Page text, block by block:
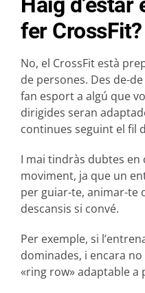
fer CrossFit?
No, el CrossFit està
de persones. Des de-
fan esport a algú que
dirigides seran
continues seguint el fil
I mai tindràs dubtes en
moviment, ja que un
per guiar-te, animar-te
descansis si convé.
Per exemple, si
dominades, i encara
«ring row» adaptable a